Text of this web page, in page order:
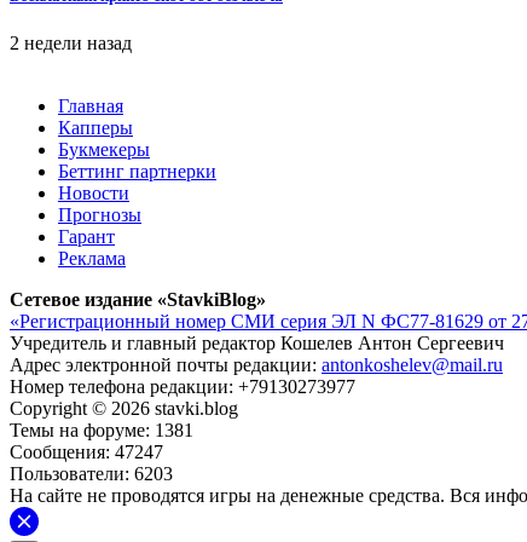
2 недели назад
Главная
Капперы
Букмекеры
Беттинг партнерки
Новости
Прогнозы
Гарант
Реклама
Сетевое издание «StavkiBlog»
«Регистрационный номер СМИ серия ЭЛ N ФС77-81629 от
Учредитель и главный редактор Кошелев Антон Сергеевич
Адрес электронной почты редакции: antonkoshelev@mail.ru
Номер телефона редакции: +79130273977
Copyright © 2026 stavki.blog
Темы на форуме: 1381
Сообщения: 47247
Пользователи: 6203
На сайте не проводятся игры на денежные средства. Вся